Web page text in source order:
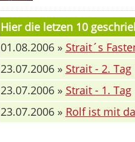
Hier die letzen 10
01.08.2006 » Strait´s
23.07.2006 » Strait - 2. Tag
23.07.2006 » Strait - 1. Tag
23.07.2006 » Rolf ist mit